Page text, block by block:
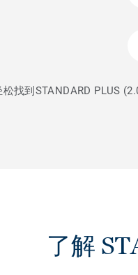
找到STANDARD PLUS
了解